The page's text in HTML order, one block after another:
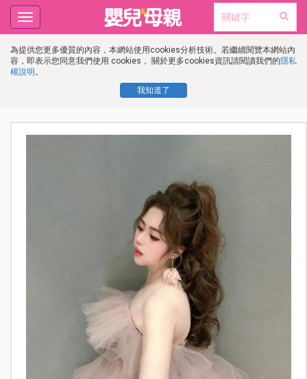
為提供您更多優質的內容，本網站使用cookies分析技術。若繼續閱覽本網站內
容，即表示您同意我們使用 cookies， 關於更多cookies資訊請閱讀我們的隱私
權說明 。
我知道了
Toggle
navigation